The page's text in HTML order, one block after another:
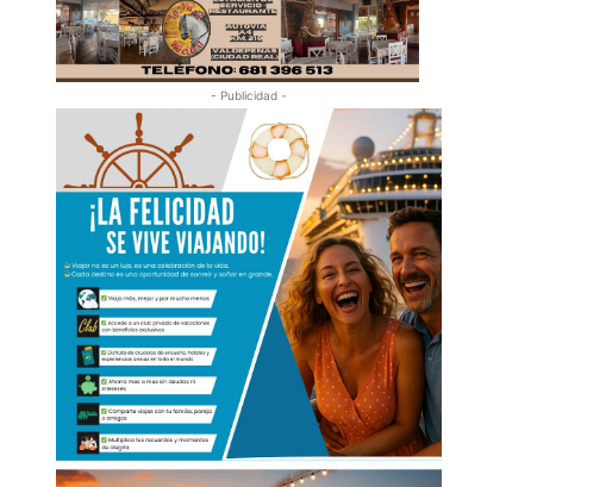
- Publicidad -